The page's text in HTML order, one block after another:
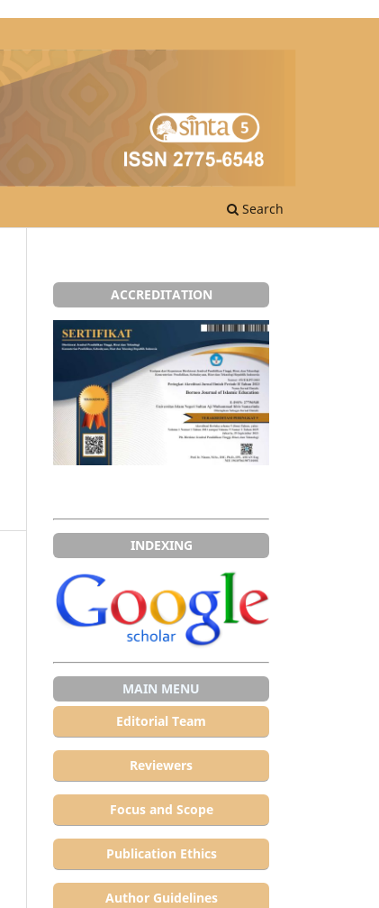
Search
ACCREDITATION
INDEXING
MAIN MENU
Editorial Team
Reviewers
Focus and Scope
Publication Ethics
Author Guidelines